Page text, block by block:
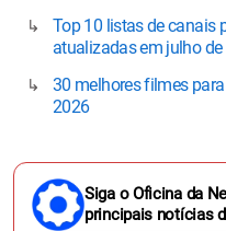
Top 10 listas de canais
atualizadas em julho
30 melhores filmes
2026
Siga o Oficina da
principais notícias